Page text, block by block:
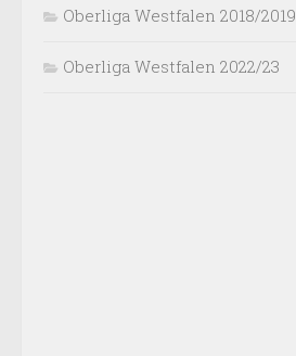
Oberliga Westfalen 2018/2019
Oberliga Westfalen 2022/23